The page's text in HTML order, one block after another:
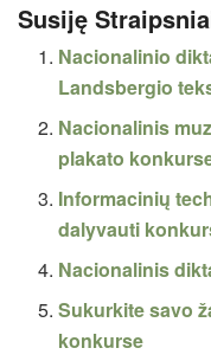
Susiję
Nacionalinio
Landsbergio
Nacionalinis
plakato
Informacinių
dalyvauti
Nacionalinis
Sukurkite savo
konkurse